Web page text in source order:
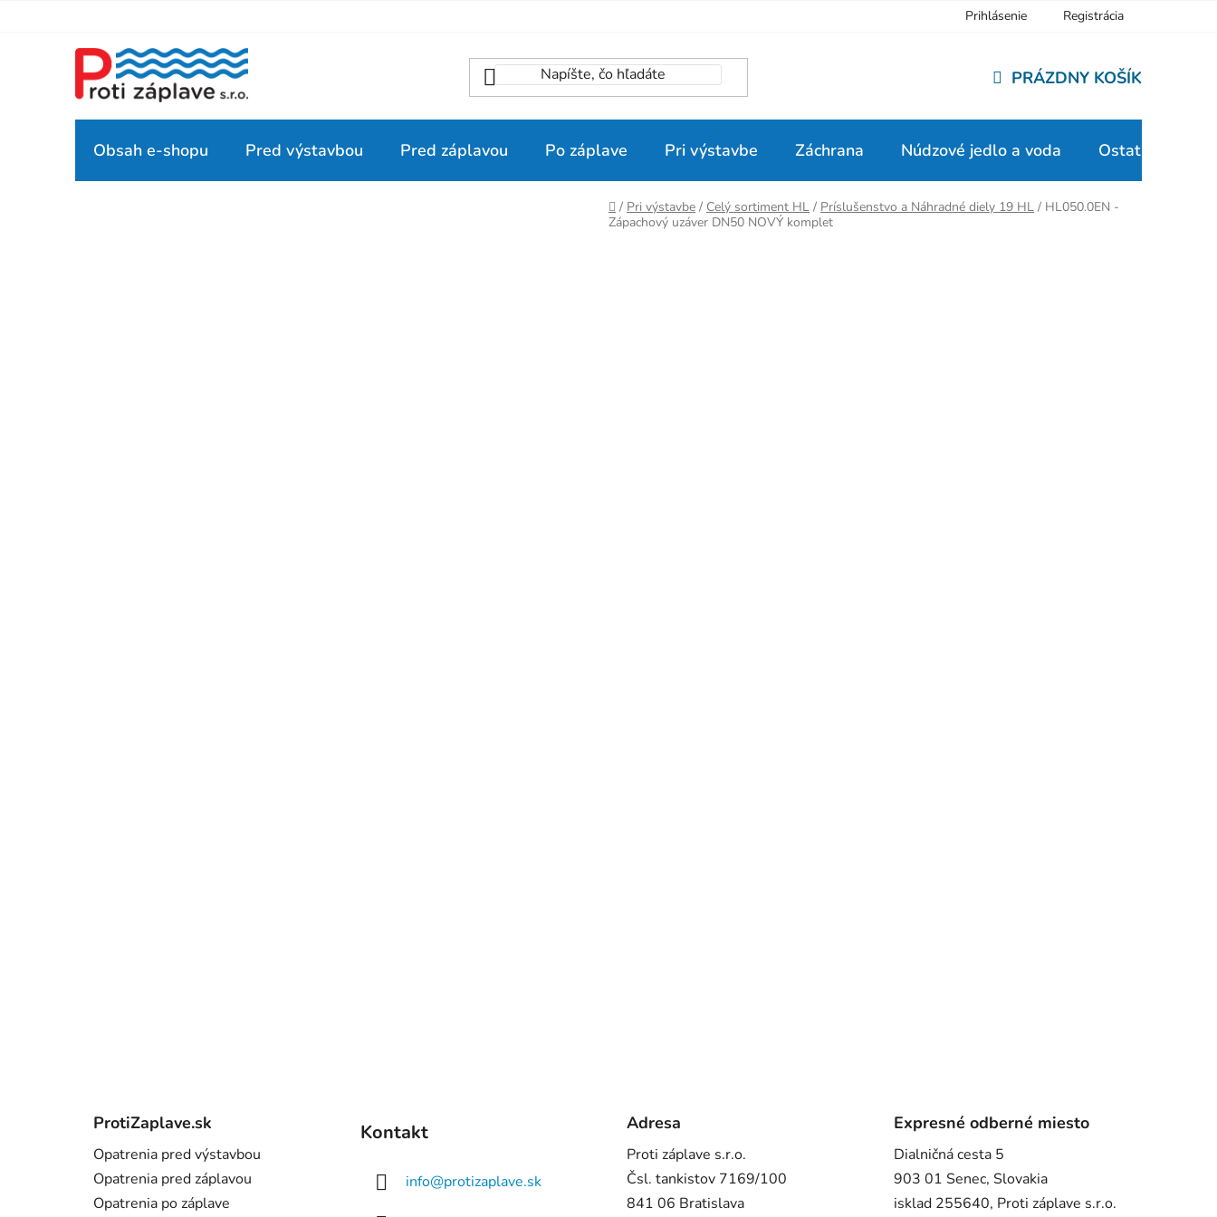
Prihlásenie Registrácia
KOŠÍK
PRÁZDNY KOŠÍK
Obsah e-shopu Pred výstavbou Pred záplavou Po záplave Pri výstavbe Záchrana Núdzové jedlo a voda Ostatné
Domov
/ Pri výstavbe / Celý sortiment HL / Príslušenstvo a Náhradné diely 19 HL / HL050.0EN -
Zápachový uzáver DN50 NOVÝ komplet
ProtiZaplave.sk
Opatrenia pred výstavbou
Opatrenia pred záplavou
Opatrenia po záplave
Kontakt
info@protizaplave.sk
Adresa
Proti záplave s.r.o.
Čsl. tankistov 7169/100
841 06 Bratislava
Expresné odberné miesto
Dialničná cesta 5
903 01 Senec, Slovakia
isklad 255640, Proti záplave s.r.o.